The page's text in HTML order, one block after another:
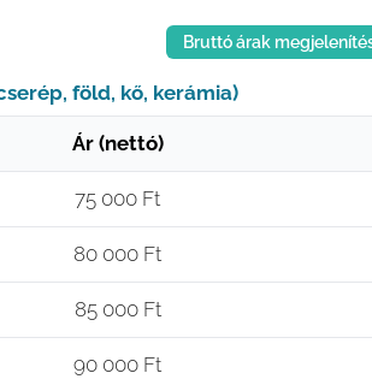
Bruttó árak
föld, kő, kerámia)
Ár (nettó)
75 000 Ft
80 000 Ft
85 000 Ft
90 000 Ft